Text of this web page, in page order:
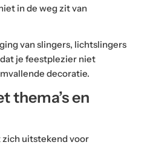
in de weg zit van
van slingers, lichtslingers
je feestplezier niet
decoratie.
thema’s en
uitstekend voor